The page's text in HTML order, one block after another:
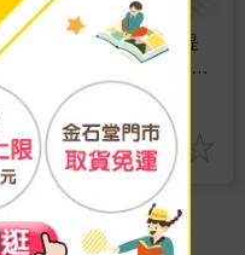
【WONDER 旺德】手提
CD/MP3/USB音響(WS-
B028U)
1480 特價 元
加入購物車